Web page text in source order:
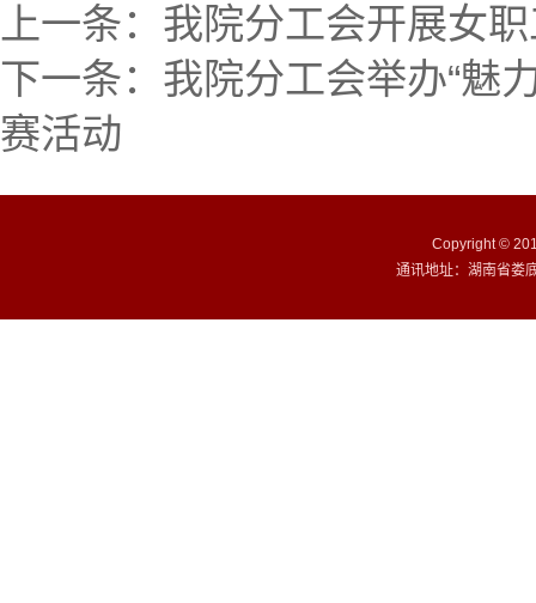
上一条： 我院分工会开展女
下一条： 我院分工会举办“魅
赛活动
Copyright ©
通讯地址：湖南省娄